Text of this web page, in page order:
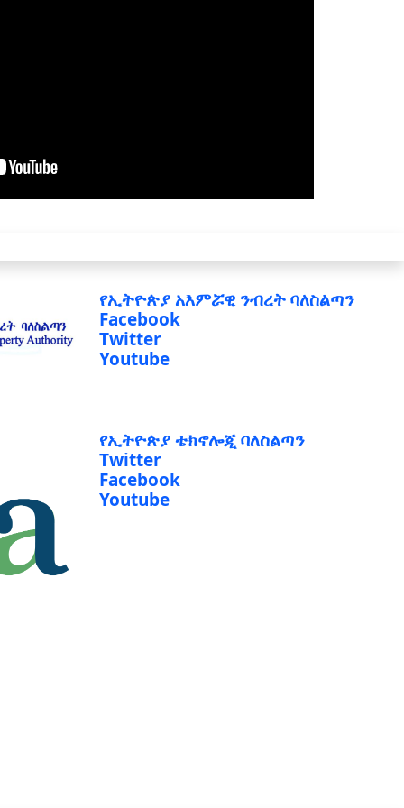
የኢትዮጵያ አእምሯዊ ንብረት ባለስልጣን
Facebook
Twitter
Youtube
የኢትዮጵያ ቴክኖሎጂ ባለስልጣን
Twitter
Facebook
Youtube